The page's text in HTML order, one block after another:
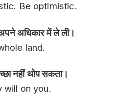
Be optimistic.
अधिकार में ले ली।
land.
नहीं थोप सकता।
will on you.